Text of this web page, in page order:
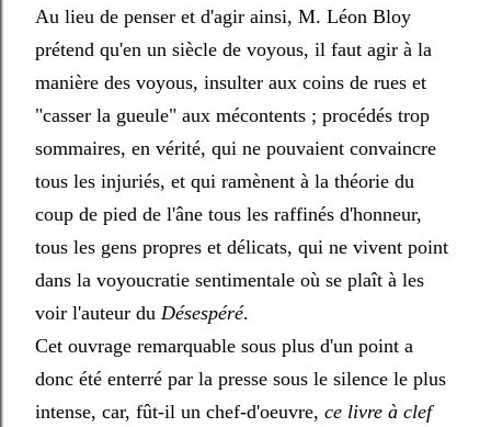
Au lieu de penser et d'agir ainsi, M. Léon Bloy
prétend qu'en un siècle de voyous, il faut agir à la
manière des voyous, insulter aux coins de rues et
"casser la gueule" aux mécontents ; procédés trop
sommaires, en vérité, qui ne pouvaient convaincre
tous les injuriés, et qui ramènent à la théorie du
coup de pied de l'âne tous les raffinés d'honneur,
tous les gens propres et délicats, qui ne vivent point
dans la voyoucratie sentimentale où se plaît à les
voir l'auteur du Désespéré.
Cet ouvrage remarquable sous plus d'un point a
donc été enterré par la presse sous le silence le plus
intense, car, fût-il un chef-d'oeuvre, ce livre à clef